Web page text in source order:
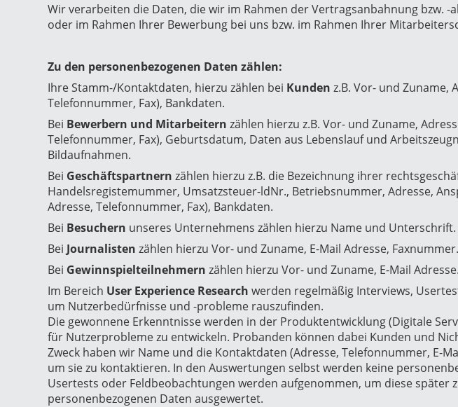
Wir verarbeiten die Daten, die wir im Rahmen der Vertragsanbahnung bzw. -
oder im Rahmen Ihrer Bewerbung bei uns bzw. im Rahmen Ihrer
Zu den personenbezogenen Daten zählen:
Ihre Stamm-/Kontaktdaten, hierzu zählen bei Kunden z.B. Vor- und Zuname,
Telefonnummer, Fax), Bankdaten.
Bei Bewerbern und Mitarbeitern zählen hierzu z.B. Vor- und Zuname,
Telefonnummer, Fax), Geburtsdatum, Daten aus Lebenslauf und
Bildaufnahmen.
Bei Geschäftspartnern zählen hierzu z.B. die Bezeichnung ihrer
Handelsregistemummer, Umsatzsteuer-ldNr., Betriebsnummer, Adresse,
Adresse, Telefonnummer, Fax), Bankdaten.
Bei Besuchern unseres Unternehmens zählen hierzu Name und Unterschrift.
Bei Journalisten zählen hierzu Vor- und Zuname, E-Mail Adresse, Faxnummer.
Bei Gewinnspielteilnehmern zählen hierzu Vor- und Zuname, E-Mail Adresse.
Im Bereich User Experience Research werden regelmäßig Interviews,
um Nutzerbedürfnisse und -probleme rauszufinden.
Die gewonnene Erkenntnisse werden in der Produktentwicklung (Digitale
für Nutzerprobleme zu entwickeln. Probanden können dabei Kunden und
Zweck haben wir Name und die Kontaktdaten (Adresse, Telefonnummer, E-
um sie zu kontaktieren. In den Auswertungen selbst werden keine
Usertests oder Feldbeobachtungen werden aufgenommen, um diese später
personenbezogenen Daten ausgewertet.